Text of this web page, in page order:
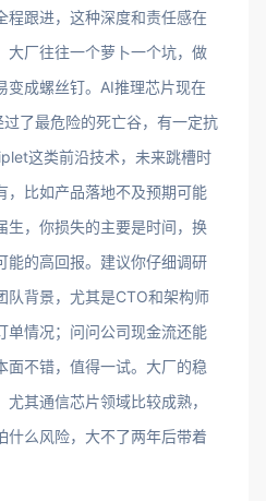
程跟进，这种深度和责任感在
大厂往往一个萝卜一个坑，做
变成螺丝钉。AI推理芯片现在
了最危险的死亡谷，有一定抗
这类前沿技术，未来跳槽时
，比如产品落地不及预期可能
生，你损失的主要是时间，换
能的高回报。建议你仔细调研
队背景，尤其是CTO和架构师
单情况；问问公司现金流还能
面不错，值得一试。大厂的稳
其通信芯片领域比较成熟，
什么风险，大不了两年后带着